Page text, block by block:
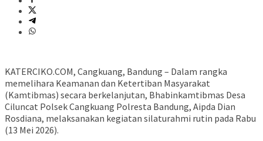
KATERCIKO.COM, Cangkuang, Bandung – Dalam rangka
memelihara Keamanan dan Ketertiban Masyarakat
(Kamtibmas) secara berkelanjutan, Bhabinkamtibmas Desa
Ciluncat Polsek Cangkuang Polresta Bandung, Aipda Dian
Rosdiana, melaksanakan kegiatan silaturahmi rutin pada Rabu
(13 Mei 2026).